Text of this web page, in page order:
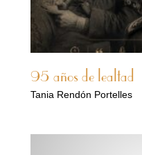
95 años de lealtad
Tania Rendón Portelles